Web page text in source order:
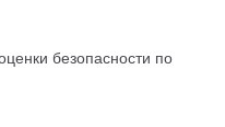
безопасности по